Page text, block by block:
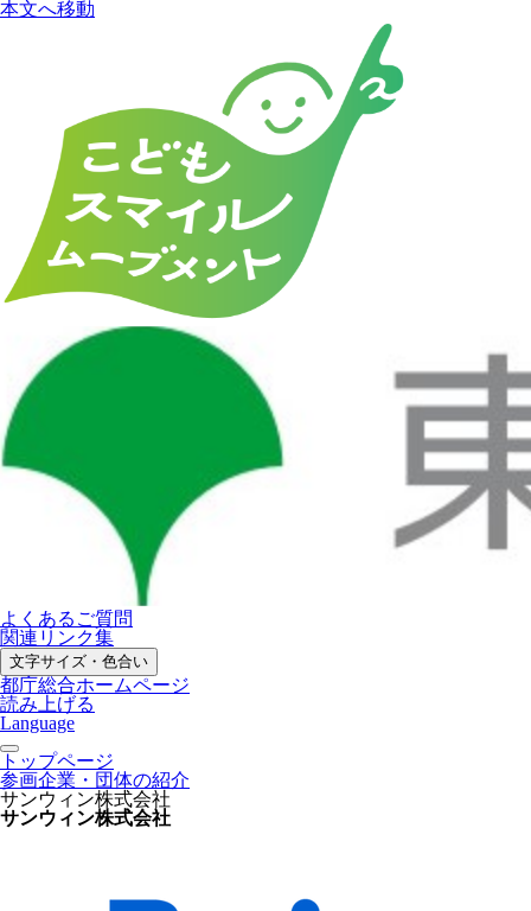
本文へ移動
よくあるご質問
関連リンク集
文字サイズ・色合い
都庁総合ホームページ
読み上げる
Language
トップページ
参画企業・団体の紹介
サンウィン株式会社
サンウィン株式会社